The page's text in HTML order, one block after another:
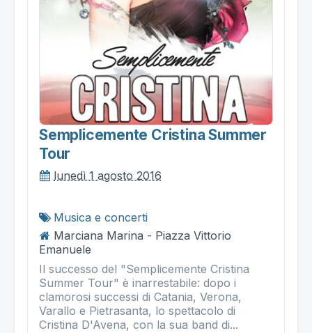
Semplicemente Cristina Summer
Tour
lunedì 1 agosto 2016
Musica e concerti
Marciana Marina - Piazza Vittorio
Emanuele
Il successo del "Semplicemente Cristina
Summer Tour" è inarrestabile: dopo i
clamorosi successi di Catania, Verona,
Varallo e Pietrasanta, lo spettacolo di
Cristina D'Avena, con la sua band di...